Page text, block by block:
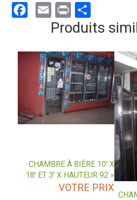
Facebook
EmailPrint
Produits
CHAMBRE À BIÈRE 10′ X
18′ ET 3′ X HAUTEUR 92 »
VOTRE PRIX